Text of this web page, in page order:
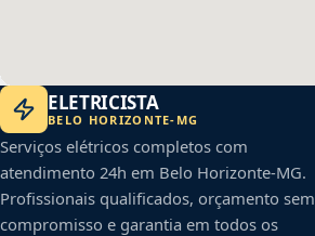
ELETRICISTA
BELO HORIZONTE- MG
Serviços elétricos completos com
atendimento 24h em Belo Horizonte-MG.
Profissionais qualificados, orçamento sem
compromisso e garantia em todos os